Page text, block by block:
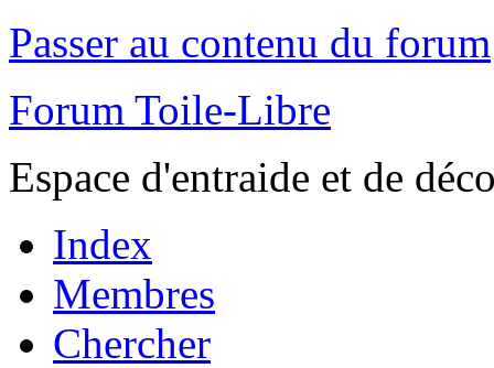
Passer au contenu du forum
Forum Toile-Libre
Espace d'entraide et de
Index
Membres
Chercher